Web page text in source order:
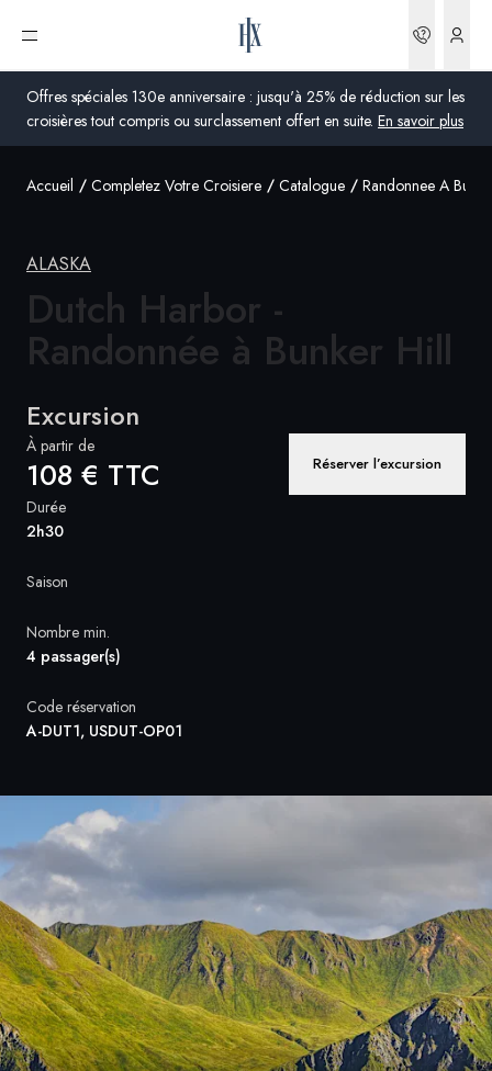
Offres spéciales 130e anniversaire : jusqu'à 25% de réduction sur les
croisières tout compris ou surclassement offert en suite. En savoir plus
Ouvrir le menu
France
Royaume-Uni
États-Unis
France
Norvège
Global
Accueil Completez Votre Croisiere Catalogue Randonnee A
ALASKA
Dutch Harbor -
Randonnée à Bunker Hill
Excursion
À partir de
108 € TTC Réserver l’excursion
Durée
2h30
Saison
Nombre min.
4 passager(s)
Code réservation
A-DUT1, USDUT-OP01